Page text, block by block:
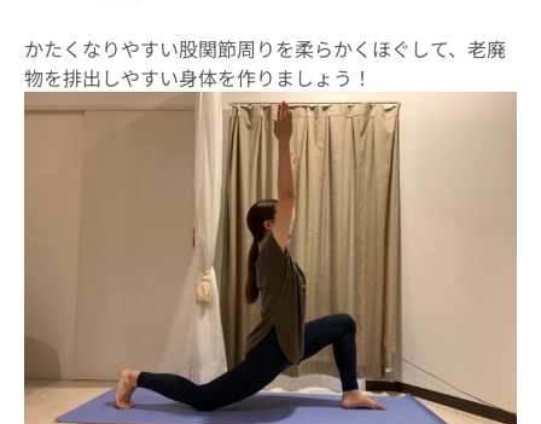
かたくなりやすい股関節周りを柔らかくほぐして、老廃
物を排出しやすい身体を作りましょう！